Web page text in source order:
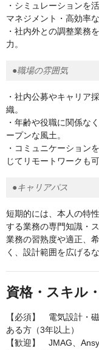
・シミュレーションを
マネジメント・高効率
・社内外との調整業務
力。
●職場の雰囲気
・社内公募やキャリア
織。
・年齢や役職に関係な
ープンな風土。
・コミュニケーション
じてリモートワークも可
●キャリアパス
短期的には、本人の特
する業務の専門知識・
業務の習熟度や適正、
く、設計範囲を広げる
資格・スキル
【必須】 電気設計・
ある方（3年以上）
【歓迎】 JMAG、